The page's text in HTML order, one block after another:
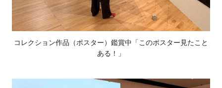
コレクション作品（ポスター）鑑賞中「このポスター見たこと
ある！」